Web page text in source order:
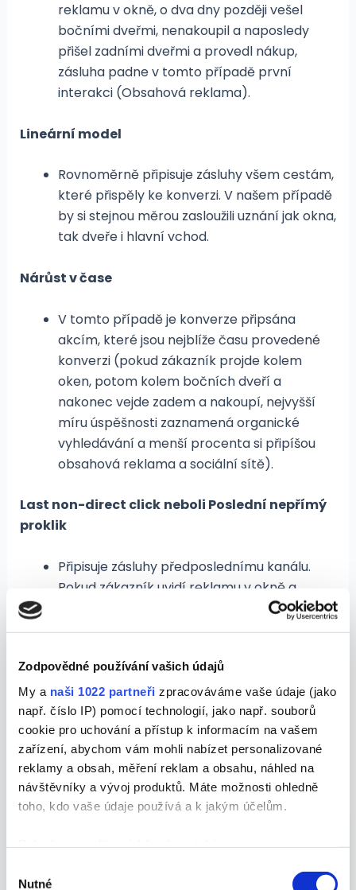
Zodpovědné používání vašich údajů
My a naši 1022 partneři zpracováváme vaše údaje (jako
např. číslo IP) pomocí technologií, jako např. souborů
cookie pro uchování a přístup k informacím na vašem
zařízení, abychom vám mohli nabízet personalizované
reklamy a obsah, měření reklam a obsahu, náhled na
návštěvníky a vývoj produktů. Máte možnosti ohledně
toho, kdo vaše údaje používá a k jakým účelům.
poloze, které mohou být přesné na několik metrů
souhlasu
Nutné
reklamu v okně, o dva dny později vešel
bočními dveřmi, nenakoupil a naposledy
přišel zadními dveřmi a provedl nákup,
zásluha padne v tomto případě první
interakci (Obsahová reklama).
Lineární model
Rovnoměrně připisuje zásluhy všem cestám,
které přispěly ke konverzi. V našem případě
by si stejnou měrou zasloužili uznání jak okna,
tak dveře i hlavní vchod.
Nárůst v čase
V tomto případě je konverze připsána
akcím, které jsou nejblíže času provedené
konverzi (pokud zákazník projde kolem
oken, potom kolem bočních dveří a
nakonec vejde zadem a nakoupí, nejvyšší
míru úspěšnosti zaznamená organické
vyhledávání a menší procenta si připíšou
obsahová reklama a sociální sítě).
Last non-direct click neboli Poslední nepřímý
proklik
Připisuje zásluhy předposlednímu kanálu.
Pokud zákazník uvidí reklamu v okně a
potom vejde nakoupit hlavním vchodem,
konverze bude připsána oknu (obsahová
Z výše uvedeného je patrné, že k přilákání
zákazníka neslouží pouze jeden kanál, je tedy
třeba tyto cesty bedlivě mapovat, testovat a
podle toho investovat ve správný čas a na
správném místě.